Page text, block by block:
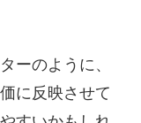
ーのように、
に反映させて